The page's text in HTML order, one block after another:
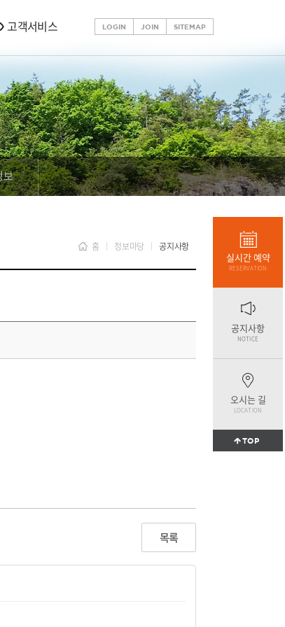
고객서비스 LOGIN JOIN SITEMAP
보
실시간 예약
RESERVATION
공지사항
NOTICE
오시는 길
LOCATION
TOP
홈 정보마당 공지사항
목록